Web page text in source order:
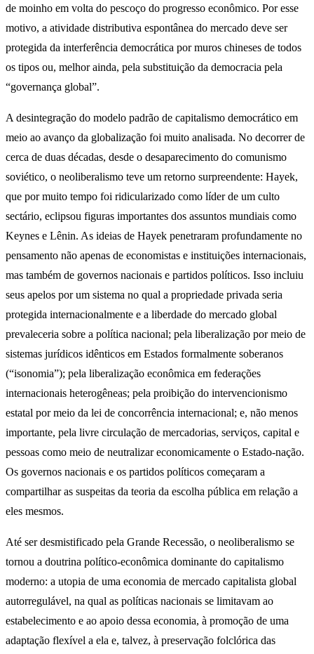
de moinho em volta do pescoço do progresso econômico. Por esse
motivo, a atividade distributiva espontânea do mercado deve ser
protegida da interferência democrática por muros chineses de todos
os tipos ou, melhor ainda, pela substituição da democracia pela
“governança global”.
A desintegração do modelo padrão de capitalismo democrático em
meio ao avanço da globalização foi muito analisada. No decorrer de
cerca de duas décadas, desde o desaparecimento do comunismo
soviético, o neoliberalismo teve um retorno surpreendente: Hayek,
que por muito tempo foi ridicularizado como líder de um culto
sectário, eclipsou figuras importantes dos assuntos mundiais como
Keynes e Lênin. As ideias de Hayek penetraram profundamente no
pensamento não apenas de economistas e instituições internacionais,
mas também de governos nacionais e partidos políticos. Isso incluiu
seus apelos por um sistema no qual a propriedade privada seria
protegida internacionalmente e a liberdade do mercado global
prevaleceria sobre a política nacional; pela liberalização por meio de
sistemas jurídicos idênticos em Estados formalmente soberanos
(“isonomia”); pela liberalização econômica em federações
internacionais heterogêneas; pela proibição do intervencionismo
estatal por meio da lei de concorrência internacional; e, não menos
importante, pela livre circulação de mercadorias, serviços, capital e
pessoas como meio de neutralizar economicamente o Estado-nação.
Os governos nacionais e os partidos políticos começaram a
compartilhar as suspeitas da teoria da escolha pública em relação a
eles mesmos.
Até ser desmistificado pela Grande Recessão, o neoliberalismo se
tornou a doutrina político-econômica dominante do capitalismo
moderno: a utopia de uma economia de mercado capitalista global
autorregulável, na qual as políticas nacionais se limitavam ao
estabelecimento e ao apoio dessa economia, à promoção de uma
adaptação flexível a ela e, talvez, à preservação folclórica das